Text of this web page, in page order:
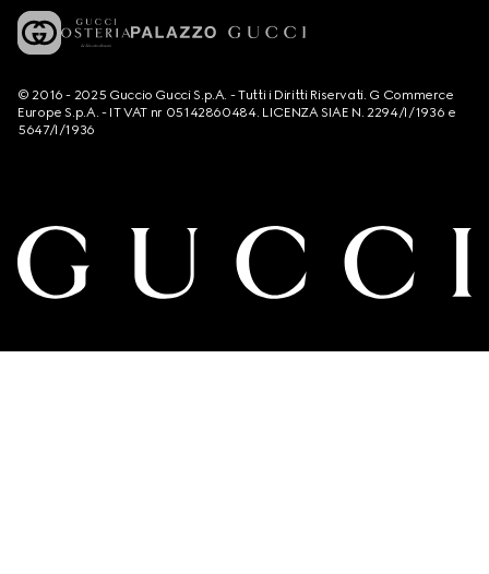
© 2016 - 2025 Guccio Gucci S.p.A. - Tutti i Diritti Riservati. G Commerce
Europe S.p.A. - IT VAT nr 05142860484. LICENZA SIAE N. 2294/I/1936 e
5647/I/1936